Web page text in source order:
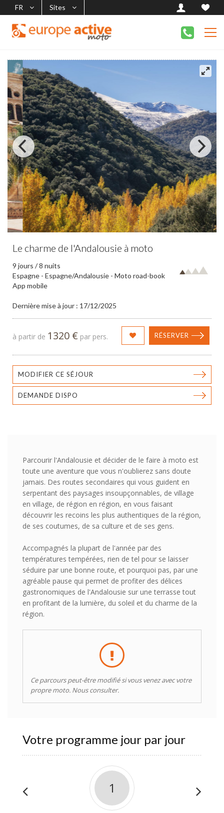
FR Sites
Le charme de l'Andalousie à moto
9 jours / 8 nuits
Espagne - Espagne/Andalousie - Moto road-book
App mobile
Dernière mise à jour : 17/12/2025
à partir de 1320 € par pers. RÉSERVER
MODIFIER CE SÉJOUR
DEMANDE DISPO
Parcourir l'Andalousie et décider de le faire à moto est
toute une aventure que vous n'oublierez sans doute
jamais. Des routes secondaires qui vous guident en
serpentant des paysages insoupçonnables, de village
en village, de région en région, en vous faisant
découvrir les recoins les plus authentiques de la région,
de ses coutumes, de sa culture et de ses gens.
Accompagnés la plupart de l'année par des
températures tempérées, rien de tel pour se laisser
séduire par une bonne route, et pourquoi pas, par une
agréable pause qui permet de profiter des délices
gastronomiques de l'Andalousie sur une terrasse tout
en profitant de la lumière, du soleil et du charme de la
région.
Ce parcours peut-être modifié si vous venez avec votre
propre moto. Nous consulter.
Votre programme jour par jour
1